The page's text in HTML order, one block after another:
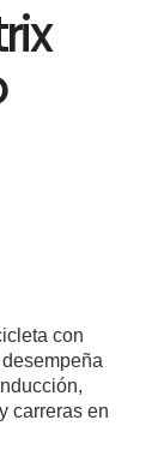
con
carreras en